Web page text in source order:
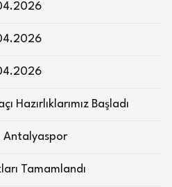
Hazırlıklarımız Başladı
Antalyaspor
Tamamlandı